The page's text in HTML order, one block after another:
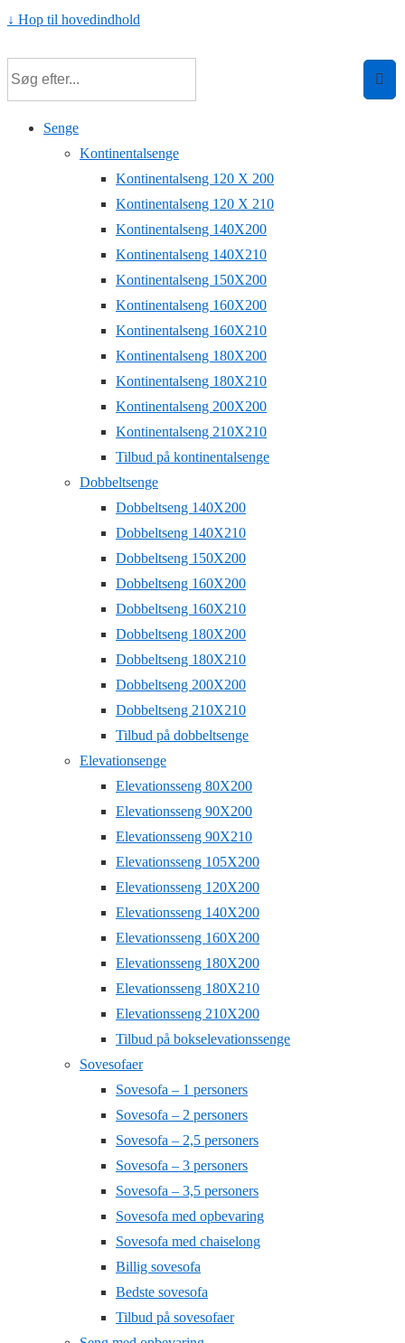
↓ Hop til hovedindhold
Senge
Kontinentalsenge
Kontinentalseng 120 X 200
Kontinentalseng 120 X 210
Kontinentalseng 140X200
Kontinentalseng 140X210
Kontinentalseng 150X200
Kontinentalseng 160X200
Kontinentalseng 160X210
Kontinentalseng 180X200
Kontinentalseng 180X210
Kontinentalseng 200X200
Kontinentalseng 210X210
Tilbud på kontinentalsenge
Dobbeltsenge
Dobbeltseng 140X200
Dobbeltseng 140X210
Dobbeltseng 150X200
Dobbeltseng 160X200
Dobbeltseng 160X210
Dobbeltseng 180X200
Dobbeltseng 180X210
Dobbeltseng 200X200
Dobbeltseng 210X210
Tilbud på dobbeltsenge
Elevationsenge
Elevationsseng 80X200
Elevationsseng 90X200
Elevationsseng 90X210
Elevationsseng 105X200
Elevationsseng 120X200
Elevationsseng 140X200
Elevationsseng 160X200
Elevationsseng 180X200
Elevationsseng 180X210
Elevationsseng 210X200
Tilbud på bokselevationssenge
Sovesofaer
Sovesofa – 1 personers
Sovesofa – 2 personers
Sovesofa – 2,5 personers
Sovesofa – 3 personers
Sovesofa – 3,5 personers
Sovesofa med opbevaring
Sovesofa med chaiselong
Billig sovesofa
Bedste sovesofa
Tilbud på sovesofaer